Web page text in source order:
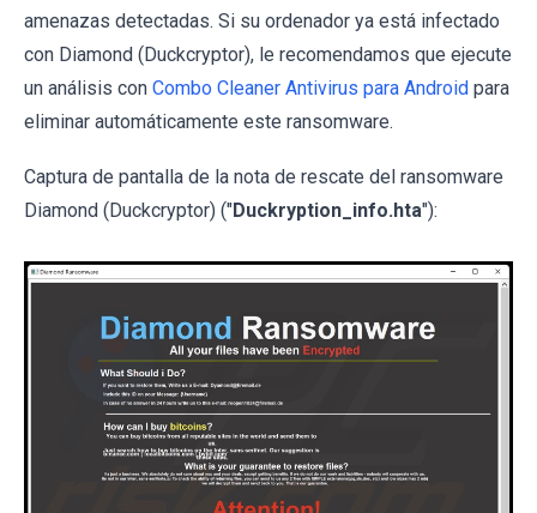
amenazas detectadas. Si su ordenador ya está infectado
con Diamond (Duckcryptor), le recomendamos que ejecute
un análisis con Combo Cleaner Antivirus para Android para
eliminar automáticamente este ransomware.
Captura de pantalla de la nota de rescate del ransomware
Diamond (Duckcryptor) ("Duckryption_info.hta"):